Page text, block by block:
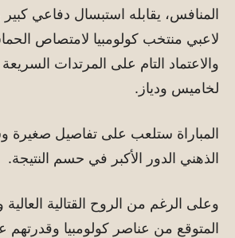
المنافس، يقابله استبسال دفاعي
لاعبي منتخب كولومبيا لامتصاص
والاعتماد التام على المرتدات
لخاميس ودياز.
المباراة ستلعب على تفاصيل صغيرة
الذهني الدور الأكبر في حسم النتيجة.
وعلى الرغم من الروح القتالية العالية
المتوقع من عناصر كولومبيا وقدرتهم